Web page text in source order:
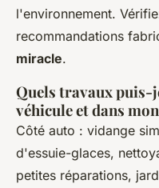
l'environnement.
recommandations
miracle.
Quels travaux puis-
véhicule et dans
Côté auto : vidange
d'essuie-glaces,
petites réparations,